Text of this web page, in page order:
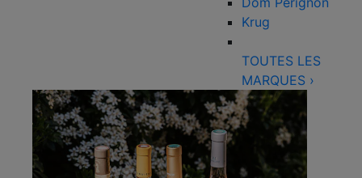
Krug
TOUTES LES
MARQUES ›